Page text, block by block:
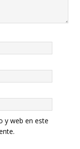
y web en este